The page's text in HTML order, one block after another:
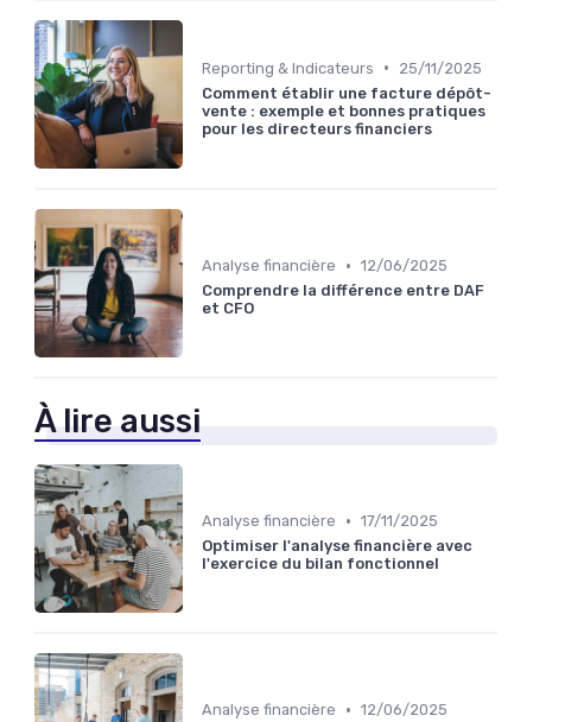
Reporting & Indicateurs •
25/11/2025
Comment établir une facture dépôt-
vente : exemple et bonnes pratiques
pour les directeurs financiers
Analyse financière • 12/06/2025
Comprendre la différence entre DAF
et CFO
À lire aussi
Analyse financière • 17/11/2025
Optimiser l'analyse financière avec
l'exercice du bilan fonctionnel
Analyse financière • 12/06/2025